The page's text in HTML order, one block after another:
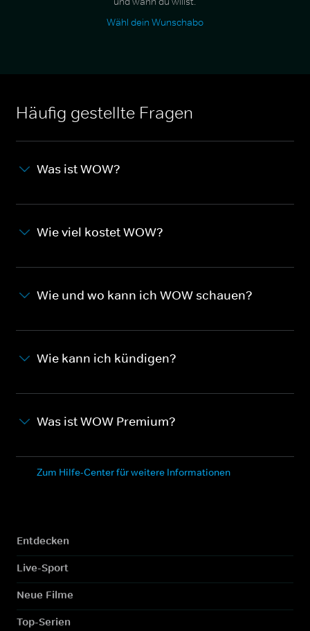
Wähl dein Wunschabo
Häufig gestellte Fragen
Was ist WOW?
Wie viel kostet WOW?
Wie und wo kann ich WOW schauen?
Wie kann ich kündigen?
Was ist WOW Premium?
Zum Hilfe-Center für weitere Informationen
Entdecken
Live-Sport
Neue Filme
Top-Serien